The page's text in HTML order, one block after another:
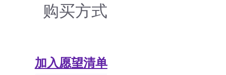
购买方式
加入愿望清单